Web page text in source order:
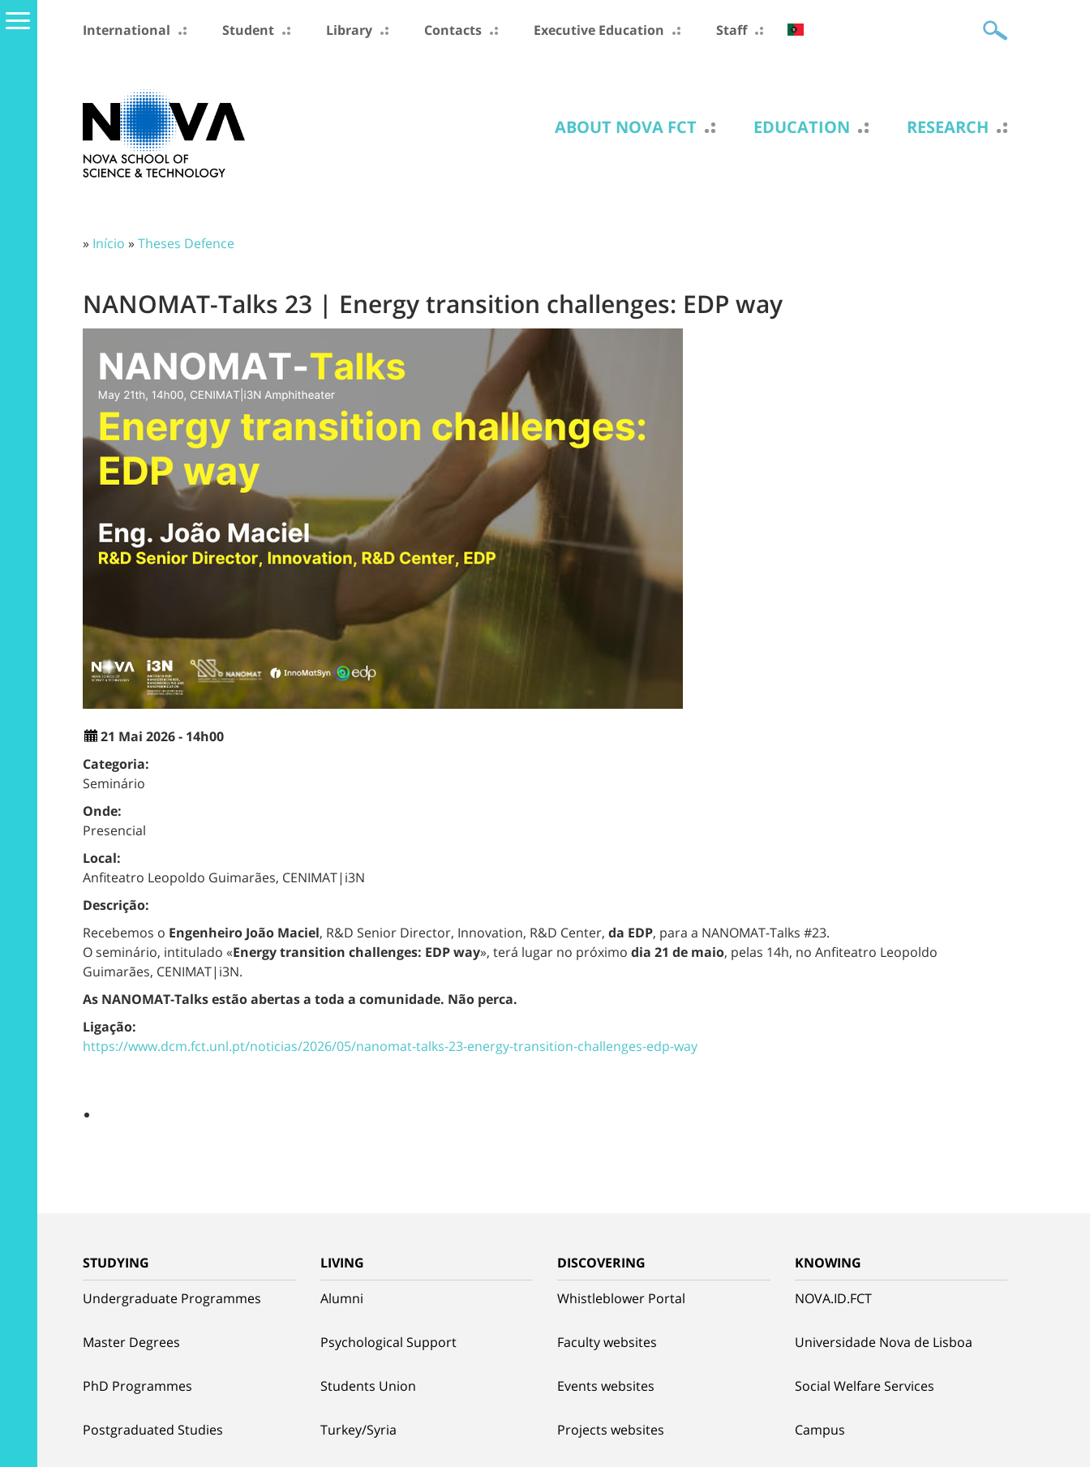
International Student Library Contacts Executive Education Staff
ABOUT NOVA FCT EDUCATION RESEARCH
» Início »Theses Defence
NANOMAT-Talks 23 | Energy transition challenges: EDP way
21 Mai 2026 - 14h00
Categoria:
Seminário
Onde:
Presencial
Local:
Anfiteatro Leopoldo Guimarães, CENIMAT|i3N
Descrição:
Recebemos o Engenheiro João Maciel, R&D Senior Director, Innovation, R&D Center, da EDP, para a NANOMAT-Talks #23.
O seminário, intitulado «Energy transition challenges: EDP way», terá lugar no próximo dia 21 de maio, pelas 14h, no Anfiteatro Leopoldo
Guimarães, CENIMAT|i3N.
As NANOMAT-Talks estão abertas a toda a comunidade. Não perca.
Ligação:
https://www.dcm.fct.unl.pt/noticias/2026/05/nanomat-talks-23-energy-transition-challenges-edp-way
STUDYING
Undergraduate Programmes
Master Degrees
PhD Programmes
Postgraduated Studies
LIVING
Alumni
Psychological Support
Students Union
Turkey/Syria
DISCOVERING
Whistleblower Portal
Faculty websites
Events websites
Projects websites
KNOWING
NOVA.ID.FCT
Universidade Nova de Lisboa
Social Welfare Services
Campus